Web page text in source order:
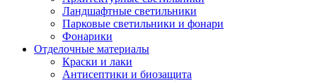
Ландшафтные светильники
Парковые светильники и фонари
Фонарики
Отделочные материалы
Краски и лаки
Антисептики и биозащита